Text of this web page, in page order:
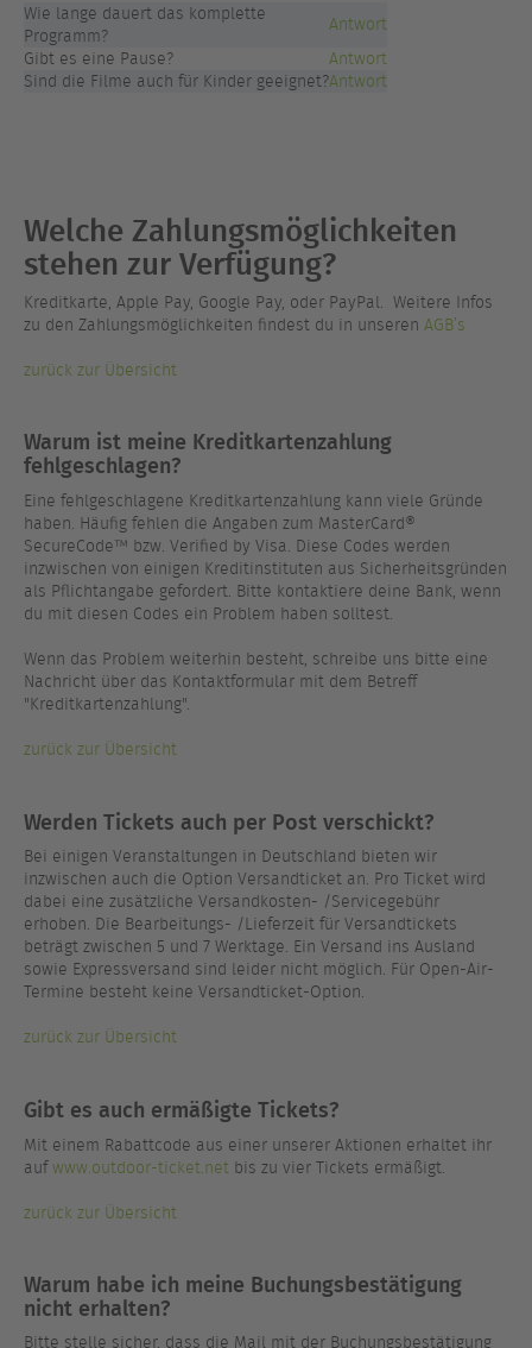
Wie lange dauert das komplette
Programm?
Antwort
Gibt es eine Pause?
Antwort
Sind die Filme auch für Kinder geeignet?Antwort
Welche Zahlungsmöglichkeiten
stehen zur Verfügung?
Kreditkarte, Apple Pay, Google Pay, oder PayPal. Weitere Infos
zu den Zahlungsmöglichkeiten findest du in unseren AGB’s
zurück zur Übersicht
Warum ist meine Kreditkartenzahlung
fehlgeschlagen?
Eine fehlgeschlagene Kreditkartenzahlung kann viele Gründe
haben. Häufig fehlen die Angaben zum MasterCard®
SecureCode™ bzw. Verified by Visa. Diese Codes werden
inzwischen von einigen Kreditinstituten aus Sicherheitsgründen
als Pflichtangabe gefordert. Bitte kontaktiere deine Bank, wenn
du mit diesen Codes ein Problem haben solltest.
Wenn das Problem weiterhin besteht, schreibe uns bitte eine
Nachricht über das Kontaktformular mit dem Betreff
"Kreditkartenzahlung".
zurück zur Übersicht
Werden Tickets auch per Post verschickt?
Bei einigen Veranstaltungen in Deutschland bieten wir
inzwischen auch die Option Versandticket an. Pro Ticket wird
dabei eine zusätzliche Versandkosten- /Servicegebühr
erhoben. Die Bearbeitungs- /Lieferzeit für Versandtickets
beträgt zwischen 5 und 7 Werktage. Ein Versand ins Ausland
sowie Expressversand sind leider nicht möglich. Für Open-Air-
Termine besteht keine Versandticket-Option.
zurück zur Übersicht
Gibt es auch ermäßigte Tickets?
Mit einem Rabattcode aus einer unserer Aktionen erhaltet ihr
aufwww.outdoor-ticket.net bis zu vier Tickets ermäßigt.
zurück zur Übersicht
Warum habe ich meine Buchungsbestätigung
nicht erhalten?
Bitte stelle sicher, dass die Mail mit der Buchungsbestätigung